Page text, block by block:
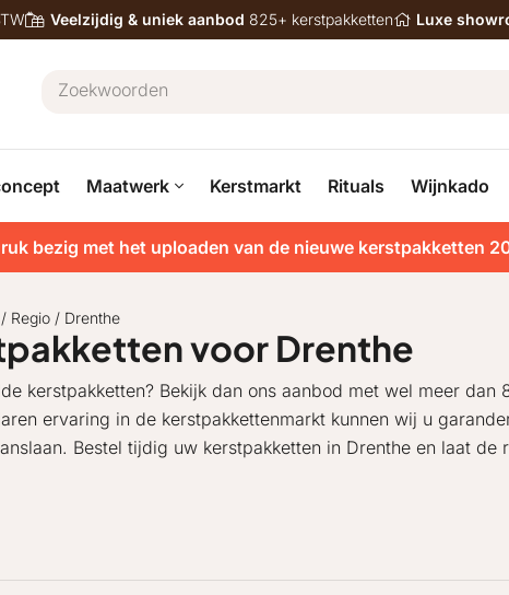
Veelzijdig & uniek aanbod 825+ kerstpakketten Luxe
Maatwerk Kerstmarkt Rituals Wijnkado
bezig met het uploaden van de nieuwe kerstpakketten
/ Regio / Drenthe
voor Drenthe
kerstpakketten? Bekijk dan ons aanbod met wel meer dan
ervaring in de kerstpakkettenmarkt kunnen wij u
Bestel tijdig uw kerstpakketten in Drenthe en laat de